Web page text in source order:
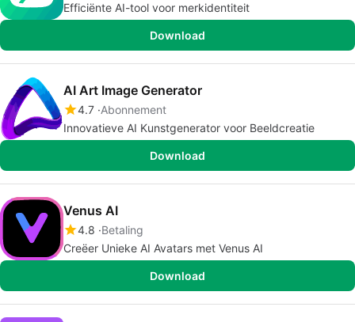
Efficiënte AI-tool voor merkidentiteit
Download
AI Art Image Generator
4.7 Abonnement
Innovatieve AI Kunstgenerator voor Beeldcreatie
Download
Venus AI
4.8 Betaling
Creëer Unieke AI Avatars met Venus AI
Download